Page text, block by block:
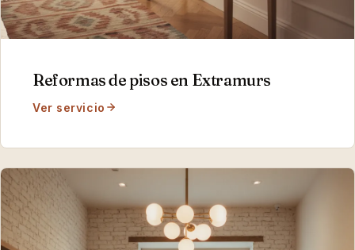
Reformas de pisos en Extramurs
Ver servicio